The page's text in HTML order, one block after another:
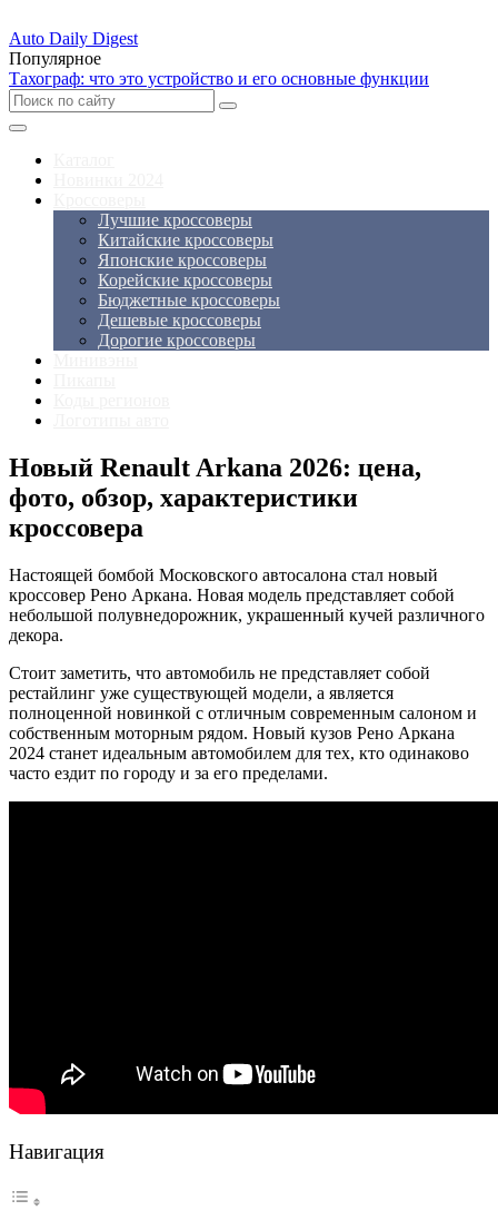
Auto Daily Digest
Популярное
Тахограф: что это устройство и его основные функции
Лучшие кроссоверы
Китайские кроссоверы
Японские кроссоверы
Корейские кроссоверы
Бюджетные кроссоверы
Дешевые кроссоверы
Дорогие кроссоверы
Новый Renault Arkana 2026: цена,
фото, обзор, характеристики
кроссовера
Настоящей бомбой Московского автосалона стал новый
кроссовер Рено Аркана. Новая модель представляет собой
небольшой полувнедорожник, украшенный кучей различного
декора.
Стоит заметить, что автомобиль не представляет собой
рестайлинг уже существующей модели, а является
полноценной новинкой с отличным современным салоном и
собственным моторным рядом. Новый кузов Рено Аркана
2024 станет идеальным автомобилем для тех, кто одинаково
часто ездит по городу и за его пределами.
Навигация